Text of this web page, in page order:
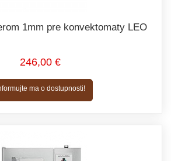
1mm pre konvektomaty LEO
246,00 €
ma o dostupnosti!